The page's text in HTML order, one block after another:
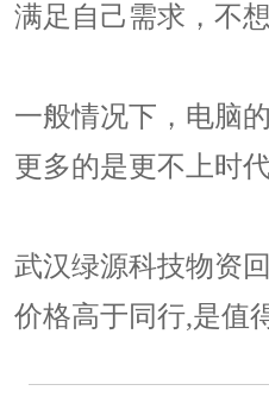
满足自己需求，不
一般情况下，电脑
更多的是更不上时
武汉绿源科技物资
价格高于同行,是值